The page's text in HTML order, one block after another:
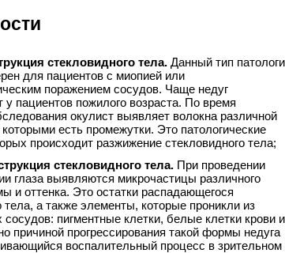
стекловидного тела. Данный тип
для пациентов с миопией или
поражением сосудов. Чаще недуг
у пациентов пожилого возраста. По время
окулист выявляет волокна различной
есть промежутки. Это патологические
происходит разжижение стекловидного тела;
стекловидного тела. При проведении
глаза выявляются микрочастицы различного
и оттенка. Это остатки распадающегося
тела, а также элементы, которые проникли из
пигментные клетки, белые клетки крови и
причиной прогрессирования такой формы недуга
воспалительный процесс в зрительном